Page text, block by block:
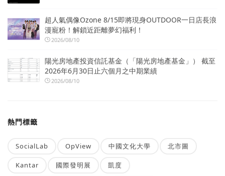
超人氣偶像Ozone 8/15即將現身OUTDOOR一日店長浪
漫寵粉！解鎖近距離夢幻福利！
2026/08/10
陽光房地產投資信託基金（「陽光房地產基金」） 截至
2026年6月30日止六個月之中期業績
2026/08/10
熱門標籤
SocialLab OpView 中國文化大學 北市圖
Kantar 國際發明展 凱度